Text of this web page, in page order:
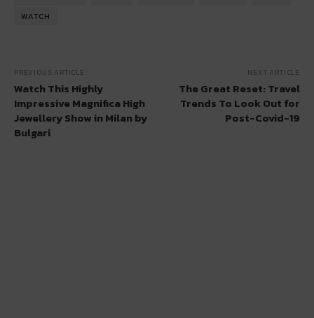
WATCH
PREVIOUS ARTICLE
Watch This Highly
Impressive Magnifica High
Jewellery Show in Milan by
Bulgari
NEXT ARTICLE
The Great Reset: Travel
Trends To Look Out for
Post-Covid-19